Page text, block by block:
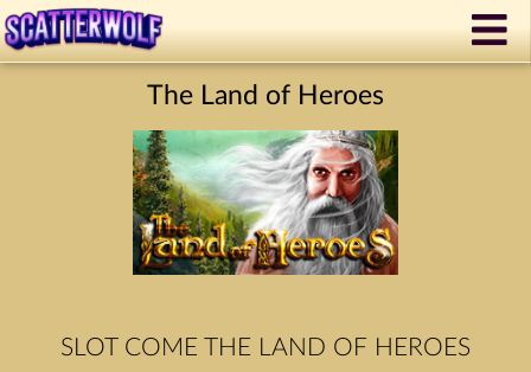
The Land of Heroes
SLOT COME THE LAND OF HEROES